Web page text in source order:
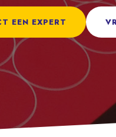
EEN EXPERT